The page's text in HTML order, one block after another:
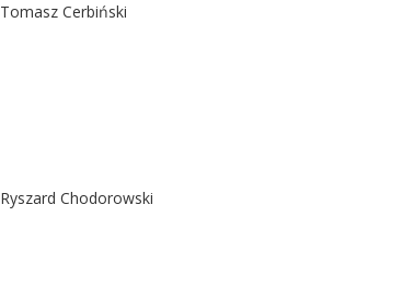
Tomasz Cerbiński
Ryszard Chodorowski